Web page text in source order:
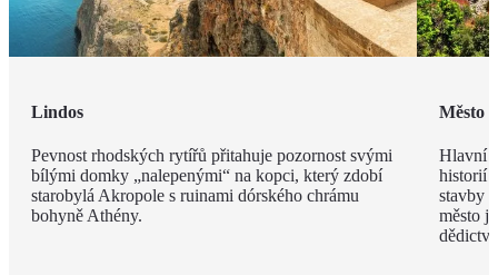
Lindos
Pevnost rhodských rytířů přitahuje pozornost svými
bílými domky „nalepenými“ na kopci, který zdobí
starobylá Akropole s ruinami dórského chrámu
bohyně Athény.
Město
Hlavní
historií
stavby
město